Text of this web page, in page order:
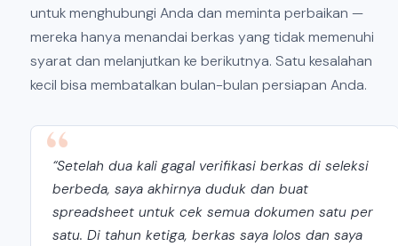
untuk menghubungi Anda dan meminta perbaikan —
mereka hanya menandai berkas yang tidak memenuhi
syarat dan melanjutkan ke berikutnya. Satu kesalahan
kecil bisa membatalkan bulan-bulan persiapan Anda.
“Setelah dua kali gagal verifikasi berkas di seleksi
berbeda, saya akhirnya duduk dan buat
spreadsheet untuk cek semua dokumen satu per
satu. Di tahun ketiga, berkas saya lolos dan saya